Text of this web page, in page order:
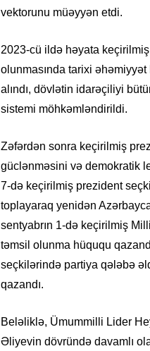
vektorunu müəyyən etdi.
2023-cü ildə həyata
olunmasında tarixi
alındı, dövlətin idarəçiliyi
sistemi möhkəmləndirildi.
Zəfərdən sonra keçirilmiş
güclənməsini və demokratik
7-də keçirilmiş prezident
toplayaraq yenidən
sentyabrın 1-də keçirilmiş
təmsil olunma hüququ
seçkilərində partiya qələbə
qazandı.
Beləliklə, Ümummilli Lider
Əliyevin dövründə davamlı